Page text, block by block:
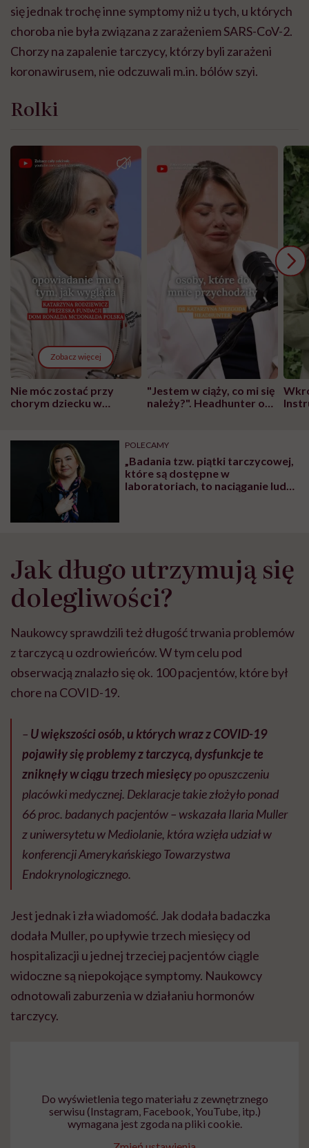
się jednak trochę inne symptomy niż u tych, u których
choroba nie była związana z zarażeniem SARS-CoV-2.
Chorzy na zapalenie tarczycy, którzy byli zarażeni
koronawirusem, nie odczuwali m.in. bólów szyi.
Rolki
Zobacz więcej
Nie móc zostać przy
chorym dziecku w
może chyba tylko
głupota i brak
wyobraźni"
"Jestem w ciąży, co mi się
należy?". Headhunter o
pracy
POLECAMY
„Badania tzw. piątki tarczycowej,
które są dostępne w
laboratoriach, to naciąganie ludzi
Jak długo utrzymują się
dolegliwości?
Naukowcy sprawdzili też długość trwania problemów
z tarczycą u ozdrowieńców. W tym celu pod
obserwacją znalazło się ok. 100 pacjentów, które był
chore na COVID-19.
– U większości osób, u których wraz z COVID-19
pojawiły się problemy z tarczycą, dysfunkcje te
zniknęły w ciągu trzech miesięcypo opuszczeniu
placówki medycznej. Deklaracje takie złożyło ponad
66 proc. badanych pacjentów – wskazała Ilaria Muller
z uniwersytetu w Mediolanie, która wzięła udział w
konferencji Amerykańskiego Towarzystwa
Endokrynologicznego.
Jest jednak i zła wiadomość. Jak dodała badaczka
dodała Muller, po upływie trzech miesięcy od
hospitalizacji u jednej trzeciej pacjentów ciągle
widoczne są niepokojące symptomy. Naukowcy
odnotowali zaburzenia w działaniu hormonów
tarczycy.
Do wyświetlenia tego materiału z zewnętrznego
serwisu (Instagram, Facebook, YouTube, itp.)
wymagana jest zgoda na pliki cookie.